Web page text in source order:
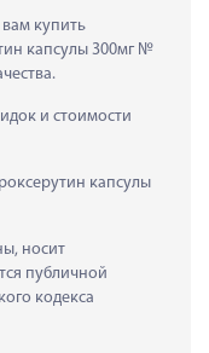
вам купить
капсулы 300мг №
и стоимости
капсулы
носит
публичной
кодекса